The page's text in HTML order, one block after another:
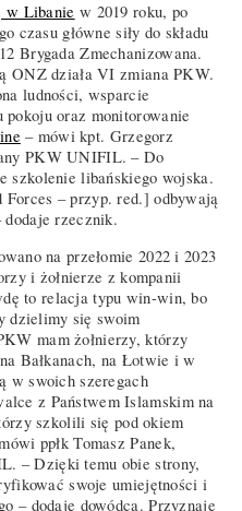
w Libanie w 2019 roku, po
główne siły do składu
Brygada Zmechanizowana.
ONZ działa VI zmiana PKW.
ludności, wsparcie
oraz monitorowanie
– mówi kpt. Grzegorz
PKW UNIFIL. – Do
szkolenie libańskiego wojska.
– przyp. red.] odbywają
rzecznik.
na przełomie 2022 i 2023
i żołnierze z kompanii
to relacja typu win-win, bo
dzielimy się swoim
mam żołnierzy, którzy
Bałkanach, na Łotwie i w
w swoich szeregach
z Państwem Islamskim na
szkolili się pod okiem
ppłk Tomasz Panek,
– Dzięki temu obie strony,
swoje umiejętności i
– dodaje dowódca. Przyznaje